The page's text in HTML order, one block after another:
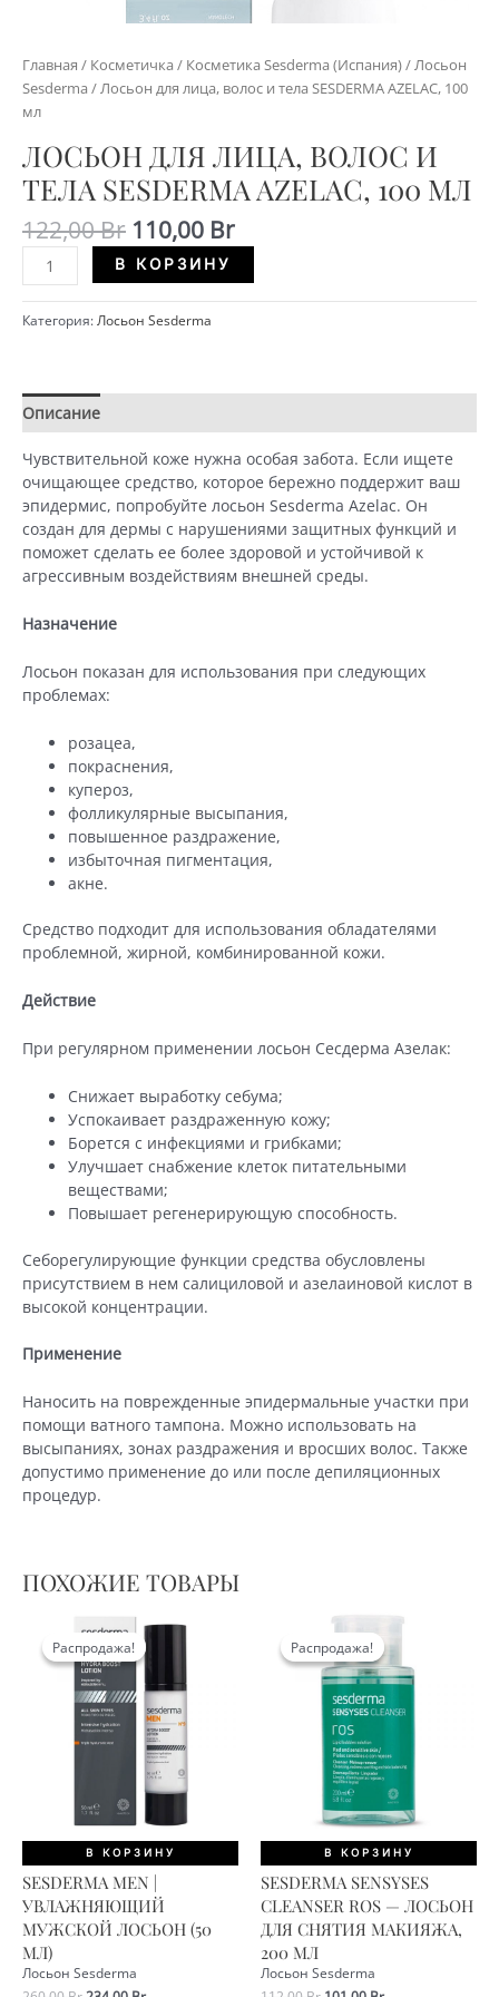
Главная / Косметичка / Косметика Sesderma (Испания)/Лосьон
Sesderma / Лосьон для лица, волос и тела SESDERMA AZELAC, 100
мл
ЛОСЬОН ДЛЯ ЛИЦА, ВОЛОС И
ТЕЛА SESDERMA AZELAC, 100 МЛ
122,00Br Первоначальная
цена
составляла
122,00 Br.
110,00 BrТекущая
цена:
110,00 Br.
Количество
Лосьон
для
лица,
тела
SESDERMA
100
мл
В КОРЗИНУ
Категория:Лосьон Sesderma
Описание
Чувствительной коже нужна особая забота. Если ищете
очищающее средство, которое бережно поддержит ваш
эпидермис, попробуйте лосьон Sesderma Azelac. Он
создан для дермы с нарушениями защитных функций и
поможет сделать ее более здоровой и устойчивой к
агрессивным воздействиям внешней среды.
Назначение
Лосьон показан для использования при следующих
проблемах:
розацеа,
покраснения,
купероз,
фолликулярные высыпания,
повышенное раздражение,
избыточная пигментация,
акне.
Средство подходит для использования обладателями
проблемной, жирной, комбинированной кожи.
Действие
При регулярном применении лосьон Сесдерма Азелак:
Снижает выработку себума;
Успокаивает раздраженную кожу;
Борется с инфекциями и грибками;
Улучшает снабжение клеток питательными
веществами;
Повышает регенерирующую способность.
Себорегулирующие функции средства обусловлены
присутствием в нем салициловой и азелаиновой кислот в
высокой концентрации.
Применение
Наносить на поврежденные эпидермальные участки при
помощи ватного тампона. Можно использовать на
высыпаниях, зонах раздражения и вросших волос. Также
допустимо применение до или после депиляционных
процедур.
ПОХОЖИЕ ТОВАРЫ
Распродажа!
Распродажа!
В КОРЗИНУ
SESDERMA MEN |
УВЛАЖНЯЮЩИЙ
МУЖСКОЙ ЛОСЬОН (50
МЛ)
Лосьон Sesderma
Распродажа!
Распродажа!
В КОРЗИНУ
SESDERMA SENSYSES
CLEANSER ROS — ЛОСЬОН
ДЛЯ СНЯТИЯ МАКИЯЖА,
200 МЛ
Лосьон Sesderma